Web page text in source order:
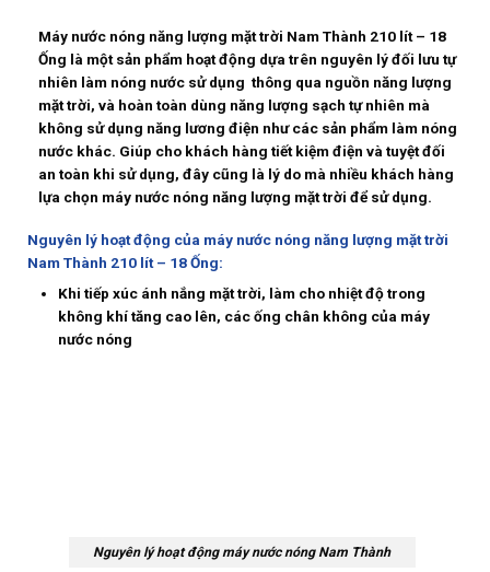
Máy nước nóng năng lượng mặt trời Nam Thành 210 lít – 18
Ống là một sản phẩm hoạt động dựa trên nguyên lý đối lưu tự
nhiên làm nóng nước sử dụng thông qua nguồn năng lượng
mặt trời, và hoàn toàn dùng năng lượng sạch tự nhiên mà
không sử dụng năng lương điện như các sản phẩm làm nóng
nước khác. Giúp cho khách hàng tiết kiệm điện và tuyệt đối
an toàn khi sử dụng, đây cũng là lý do mà nhiều khách hàng
lựa chọn máy nước nóng năng lượng mặt trời để sử dụng.
Nguyên lý hoạt động của máy nước nóng năng lượng mặt trời
Nam Thành 210 lít – 18 Ống:
Khi tiếp xúc ánh nắng mặt trời, làm cho nhiệt độ trong
không khí tăng cao lên, các ống chân không của máy
nước nóng
Nguyên lý hoạt động máy nước nóng Nam Thành